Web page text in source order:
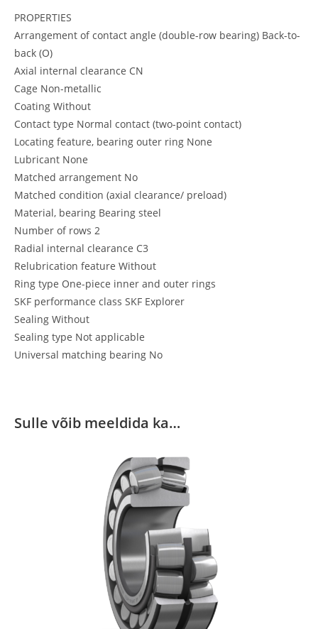
PROPERTIES
Arrangement of contact angle (double-row bearing) Back-to-
back (O)
Axial internal clearance CN
Cage Non-metallic
Coating Without
Contact type Normal contact (two-point contact)
Locating feature, bearing outer ring None
Lubricant None
Matched arrangement No
Matched condition (axial clearance/ preload)
Material, bearing Bearing steel
Number of rows 2
Radial internal clearance C3
Relubrication feature Without
Ring type One-piece inner and outer rings
SKF performance class SKF Explorer
Sealing Without
Sealing type Not applicable
Universal matching bearing No
Sulle võib meeldida ka…